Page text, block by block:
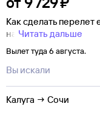
Как сделать
на Читать дальше
Вылет туда 6 августа.
Вы искали
Калуга → Сочи